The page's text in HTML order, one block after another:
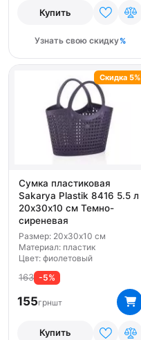
Купить
Узнать свою скидку
Сумка пластиковая
Sakarya Plastik 8416 5.5 л
20х30х10 см Темно-
сиреневая
Размер: 20х30х10 см
Материал: пластик
Цвет: фиолетовый
163 -5%
155грншт
Купить
Скидка 5%